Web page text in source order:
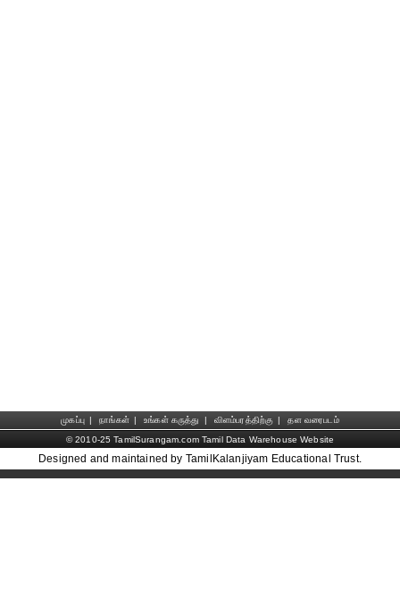
முகப்பு | நாங்கள் | உங்கள் கருத்து | விளம்பரத்திற்கு |
தள வரைபடம்
© 2010-25 TamilSurangam.com Tamil Data Warehouse Website
Designed and maintained by TamilKalanjiyam Educational Trust.